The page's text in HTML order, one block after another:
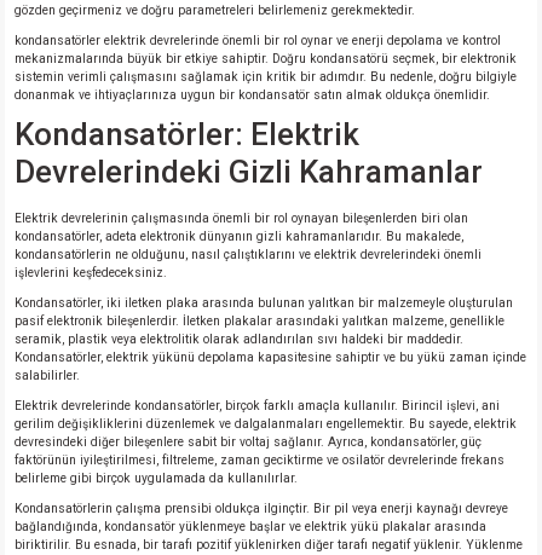
gözden geçirmeniz ve doğru parametreleri belirlemeniz gerekmektedir.
kondansatörler elektrik devrelerinde önemli bir rol oynar ve enerji depolama ve kontrol
mekanizmalarında büyük bir etkiye sahiptir. Doğru kondansatörü seçmek, bir elektronik
sistemin verimli çalışmasını sağlamak için kritik bir adımdır. Bu nedenle, doğru bilgiyle
donanmak ve ihtiyaçlarınıza uygun bir kondansatör satın almak oldukça önemlidir.
Kondansatörler: Elektrik
Devrelerindeki Gizli Kahramanlar
Elektrik devrelerinin çalışmasında önemli bir rol oynayan bileşenlerden biri olan
kondansatörler, adeta elektronik dünyanın gizli kahramanlarıdır. Bu makalede,
kondansatörlerin ne olduğunu, nasıl çalıştıklarını ve elektrik devrelerindeki önemli
işlevlerini keşfedeceksiniz.
Kondansatörler, iki iletken plaka arasında bulunan yalıtkan bir malzemeyle oluşturulan
pasif elektronik bileşenlerdir. İletken plakalar arasındaki yalıtkan malzeme, genellikle
seramik, plastik veya elektrolitik olarak adlandırılan sıvı haldeki bir maddedir.
Kondansatörler, elektrik yükünü depolama kapasitesine sahiptir ve bu yükü zaman içinde
salabilirler.
Elektrik devrelerinde kondansatörler, birçok farklı amaçla kullanılır. Birincil işlevi, ani
gerilim değişikliklerini düzenlemek ve dalgalanmaları engellemektir. Bu sayede, elektrik
devresindeki diğer bileşenlere sabit bir voltaj sağlanır. Ayrıca, kondansatörler, güç
faktörünün iyileştirilmesi, filtreleme, zaman geciktirme ve osilatör devrelerinde frekans
belirleme gibi birçok uygulamada da kullanılırlar.
Kondansatörlerin çalışma prensibi oldukça ilginçtir. Bir pil veya enerji kaynağı devreye
bağlandığında, kondansatör yüklenmeye başlar ve elektrik yükü plakalar arasında
biriktirilir. Bu esnada, bir tarafı pozitif yüklenirken diğer tarafı negatif yüklenir. Yüklenme